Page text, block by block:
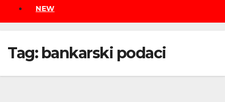
NEW
Tag: bankarski podaci